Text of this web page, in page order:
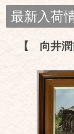
最新入荷
【 向井